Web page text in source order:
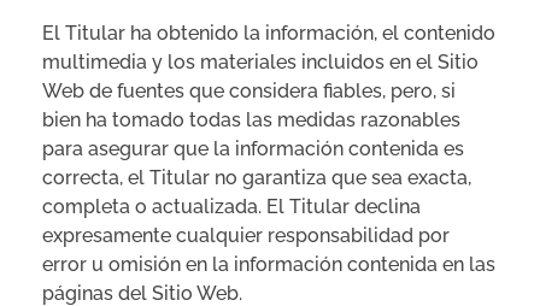
El Titular ha obtenido la información, el contenido
multimedia y los materiales incluidos en el Sitio
Web de fuentes que considera fiables, pero, si
bien ha tomado todas las medidas razonables
para asegurar que la información contenida es
correcta, el Titular no garantiza que sea exacta,
completa o actualizada. El Titular declina
expresamente cualquier responsabilidad por
error u omisión en la información contenida en las
páginas del Sitio Web.